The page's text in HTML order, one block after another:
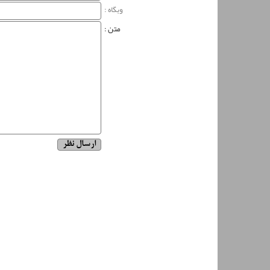
وبگاه‌ :
متن :